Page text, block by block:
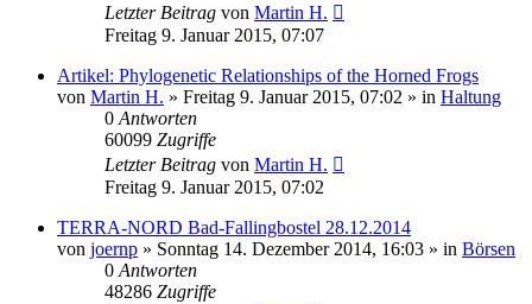
Letzter Beitrag von Martin H.
Freitag 9. Januar 2015, 07:07
Artikel: Phylogenetic Relationships of the Horned Frogs
von Martin H. » Freitag 9. Januar 2015, 07:02 » in Haltung
0 Antworten
60099 Zugriffe
Letzter Beitrag von Martin H.
Freitag 9. Januar 2015, 07:02
TERRA-NORD Bad-Fallingbostel 28.12.2014
von joernp » Sonntag 14. Dezember 2014, 16:03 » in Börsen
0 Antworten
48286 Zugriffe